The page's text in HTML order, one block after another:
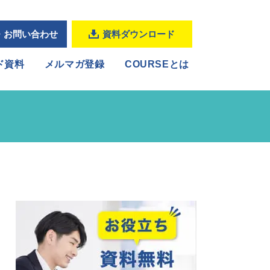
お問い合わせ 資料ダウンロード
資料 メルマガ登録 COURSEとは